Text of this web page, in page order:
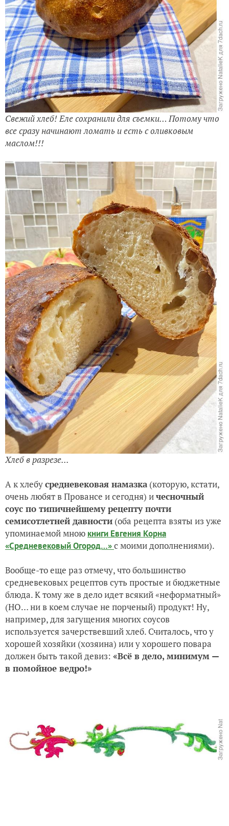
Свежий хлеб! Еле сохранили для съемки… Потому что
все сразу начинают ломать и есть с оливковым
маслом!!!
Хлеб в разрезе...
А к хлебусредневековая намазка(которую, кстати,
очень любят в Провансе и сегодня) ичесночный
соус по типичнейшему рецепту почти
семисотлетней давности (оба рецепта взяты из уже
упоминаемой мною книги Евгения Корна
«Средневековый Огород…»с моими дополнениями).
Вообще-то еще раз отмечу, что большинство
средневековых рецептов суть простые и бюджетные
блюда. К тому же в дело идет всякий «неформатный»
(НО… ни в коем случае не порченый) продукт! Ну,
например, для загущения многих соусов
используется зачерствевший хлеб. Считалось, что у
хорошей хозяйки (хозяина) или у хорошего повара
должен быть такой девиз: «Всё в дело, минимум —
в помойное ведро!»